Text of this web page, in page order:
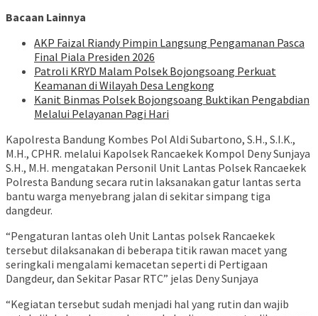
Bacaan Lainnya
AKP Faizal Riandy Pimpin Langsung Pengamanan Pasca
Final Piala Presiden 2026
Patroli KRYD Malam Polsek Bojongsoang Perkuat
Keamanan di Wilayah Desa Lengkong
Kanit Binmas Polsek Bojongsoang Buktikan Pengabdian
Melalui Pelayanan Pagi Hari
Kapolresta Bandung Kombes Pol Aldi Subartono, S.H., S.I.K.,
M.H., CPHR. melalui Kapolsek Rancaekek Kompol Deny Sunjaya
S.H., M.H. mengatakan Personil Unit Lantas Polsek Rancaekek
Polresta Bandung secara rutin laksanakan gatur lantas serta
bantu warga menyebrang jalan di sekitar simpang tiga
dangdeur.
“Pengaturan lantas oleh Unit Lantas polsek Rancaekek
tersebut dilaksanakan di beberapa titik rawan macet yang
seringkali mengalami kemacetan seperti di Pertigaan
Dangdeur, dan Sekitar Pasar RTC” jelas Deny Sunjaya
“Kegiatan tersebut sudah menjadi hal yang rutin dan wajib